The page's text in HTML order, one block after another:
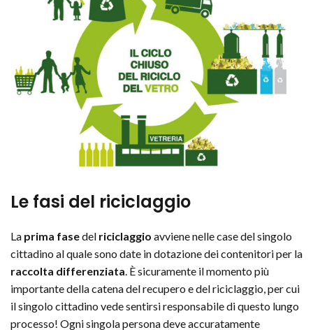
Le fasi del riciclaggio
La prima fasedel riciclaggio avviene nelle case del singolo
cittadino al quale sono date in dotazione dei contenitori per la
raccolta differenziata. È sicuramente il momento più
importante della catena del recupero e del riciclaggio, per cui
il singolo cittadino vede sentirsi responsabile di questo lungo
processo! Ogni singola persona deve accuratamente